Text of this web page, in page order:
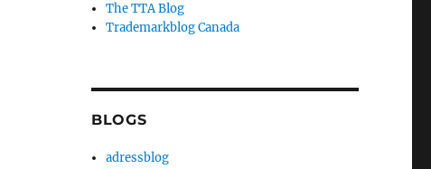
The TTA Blog
Trademarkblog Canada
BLOGS
adressblog